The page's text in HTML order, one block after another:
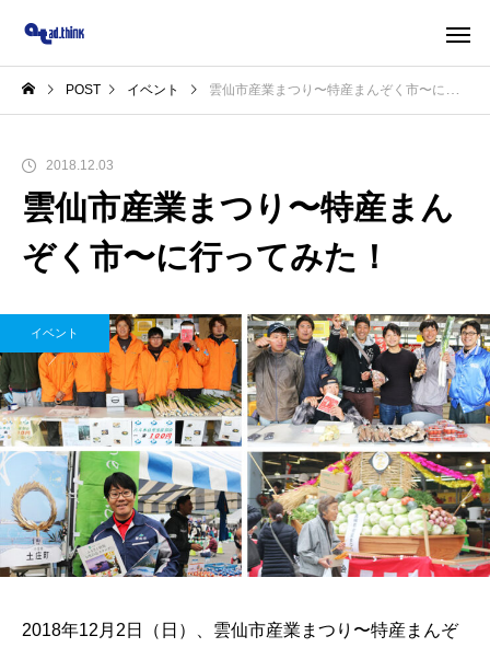
POST イベント 雲仙市産業まつり〜特産まんぞく市〜に行ってみた！
2018.12.03
雲仙市産業まつり〜特産まん
ぞく市〜に行ってみた！
イベント
2018年12月2日（日）、雲仙市産業まつり〜特産まんぞ